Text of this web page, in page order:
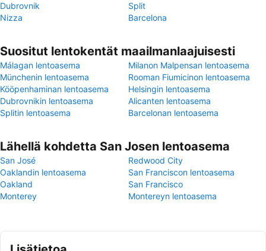
Dubrovnik
Split
Nizza
Barcelona
Suositut lentokentät maailmanlaajuisesti
Málagan lentoasema
Milanon Malpensan lentoasema
Münchenin lentoasema
Rooman Fiumicinon lentoasema
Kööpenhaminan lentoasema
Helsingin lentoasema
Dubrovnikin lentoasema
Alicanten lentoasema
Splitin lentoasema
Barcelonan lentoasema
Lähellä kohdetta San Josen lentoasema
San José
Redwood City
Oaklandin lentoasema
San Franciscon lentoasema
Oakland
San Francisco
Monterey
Montereyn lentoasema